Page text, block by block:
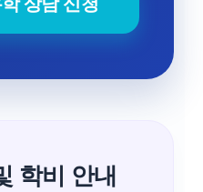
학비 안내